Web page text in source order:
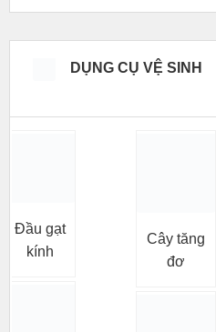
DỤNG CỤ VỆ SINH
Đầu gạt
kính
Cây tăng
đơ